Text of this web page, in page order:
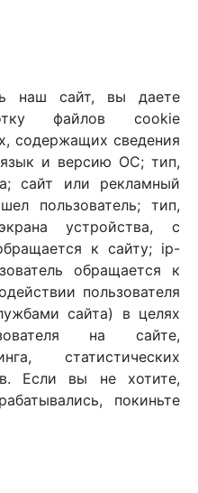
наш сайт, вы даете
файлов cookie
содержащих сведения
и версию ОС; тип,
сайт или рекламный
пользователь; тип,
устройства, с
к сайту; ip-
обращается к
пользователя
сайта) в целях
на сайте,
статистических
Если вы не хотите,
покиньте